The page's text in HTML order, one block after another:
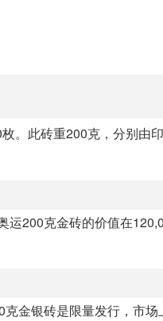
。此砖重200克，分别由
运200克金砖的价值在
金银砖是限量发行，市场